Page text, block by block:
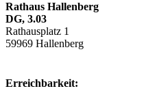
Rathaus Hallenberg
DG, 3.03
Rathausplatz 1
59969 Hallenberg
Erreichbarkeit: